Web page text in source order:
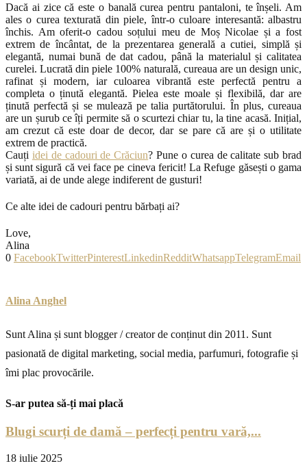
Dacă ai zice că este o banală curea pentru pantaloni, te înșeli. Am
ales o curea texturată din piele, într-o culoare interesantă: albastru
închis. Am oferit-o cadou soțului meu de Moș Nicolae și a fost
extrem de încântat, de la prezentarea generală a cutiei, simplă și
elegantă, numai bună de dat cadou, până la materialul și calitatea
curelei. Lucrată din piele 100% naturală, cureaua are un design unic,
rafinat și modern, iar culoarea vibrantă este perfectă pentru a
completa o ținută elegantă. Pielea este moale și flexibilă, dar are
ținută perfectă și se mulează pe talia purtătorului. În plus, cureaua
are un șurub ce îți permite să o scurtezi chiar tu, la tine acasă. Inițial,
am crezut că este doar de decor, dar se pare că are și o utilitate
extrem de practică.
Cauți idei de cadouri de Crăciun? Pune o curea de calitate sub brad
și sunt sigură că vei face pe cineva fericit! La Refuge găsești o gama
variată, ai de unde alege indiferent de gusturi!
Ce alte idei de cadouri pentru bărbați ai?
Love,
Alina
0 FacebookTwitterPinterestLinkedinRedditWhatsappTelegramEmail
Alina Anghel
Sunt Alina și sunt blogger / creator de conținut din 2011. Sunt
pasionată de digital marketing, social media, parfumuri, fotografie și
îmi plac provocările.
S-ar putea să-ți mai placă
Blugi scurți de damă – perfecți pentru vară,...
18 iulie 2025